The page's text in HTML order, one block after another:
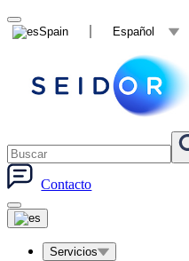
Spain Español
Contacto
Servicios